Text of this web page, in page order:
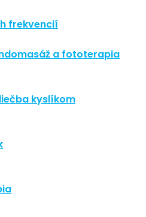
frekvencií
a fototerapia
kyslíkom